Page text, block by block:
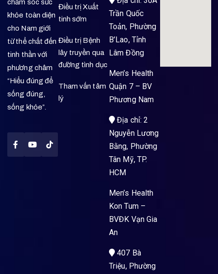
chăm sóc sức
khỏe toàn diện
cho Nam giới
từ thể chất đến
tinh thần với
phương châm
“Hiểu đúng để
sống đúng,
sống khỏe”.
Điều trị Xuất
tinh sớm
Điều trị Bệnh
lây truyền qua
đường tình dục
Tham vấn tâm
lý
Trần Quốc
Toản, Phường
B’Lao, Tỉnh
Lâm Đồng
Men’s Health
Quận 7 – BV
Phương Nam
Địa chỉ: 2
Nguyễn Lương
Bằng, Phường
Tân Mỹ, TP.
HCM
Men’s Health
Kon Tum –
BVĐK Vạn Gia
An
407 Bà
Triệu, Phường